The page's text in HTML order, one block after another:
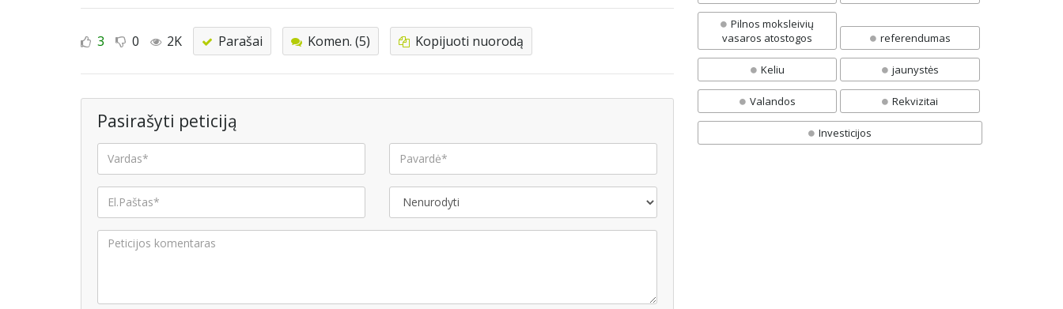
3 0 2K Parašai Komen. (5) Kopijuoti nuorodą
Pasirašyti peticiją
Pilnos moksleivių
vasaros atostogos
referendumas
Keliu jaunystės
Valandos Rekvizitai
Investicijos